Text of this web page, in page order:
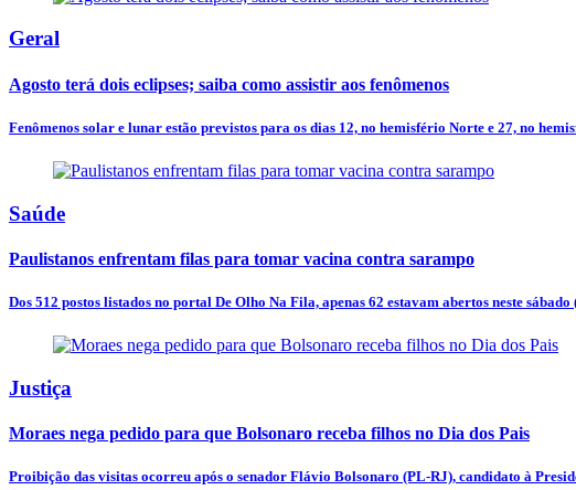
Geral
Agosto terá dois eclipses; saiba como assistir aos fenômenos
Fenômenos solar e lunar estão previstos para os dias 12, no hemisfério Norte e 27, no
Saúde
Paulistanos enfrentam filas para tomar vacina contra sarampo
Dos 512 postos listados no portal De Olho Na Fila, apenas 62 estavam abertos neste sábado
Justiça
Moraes nega pedido para que Bolsonaro receba filhos no Dia dos Pais
Proibição das visitas ocorreu após o senador Flávio Bolsonaro (PL-RJ), candidato à